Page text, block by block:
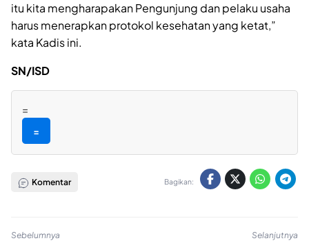
itu kita mengharapakan Pengunjung dan pelaku usaha
harus menerapkan protokol kesehatan yang ketat,”
kata Kadis ini.
SN/ISD
=
=
Komentar Bagikan:
Sebelumnya Selanjutnya